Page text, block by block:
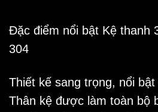
Đặc điểm nổi bật Kệ thanh
304
Thiết kế sang trọng, nổi
Thân kệ được làm toàn bộ